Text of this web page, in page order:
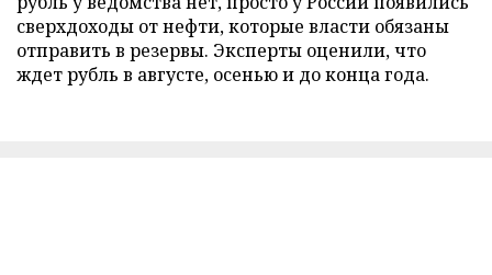
сверхдоходы от нефти, которые власти обязаны
отправить в резервы. Эксперты оценили, что
ждет рубль в августе, осенью и до конца года.